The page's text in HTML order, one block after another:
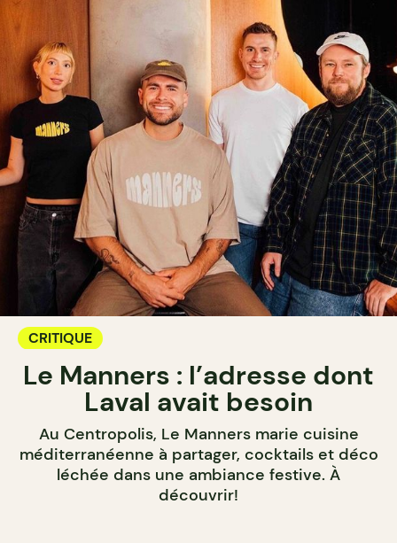
CRITIQUE
Le Manners : l’adresse dont
Laval avait besoin
Au Centropolis, Le Manners marie cuisine
méditerranéenne à partager, cocktails et déco
léchée dans une ambiance festive. À
découvrir!